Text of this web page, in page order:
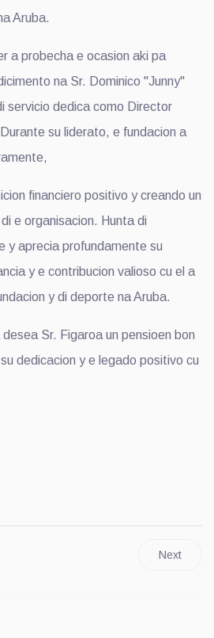
Aruba.
a probecha e ocasion aki pa
na Sr. Dominico "Junny"
servicio dedica como Director
su liderato, e fundacion a
financiero positivo y creando un
e organisacion. Hunta di
y aprecia profundamente su
y e contribucion valioso cu el a
y di deporte na Aruba.
Sr. Figaroa un pensioen bon
dedicacion y e legado positivo cu
Next